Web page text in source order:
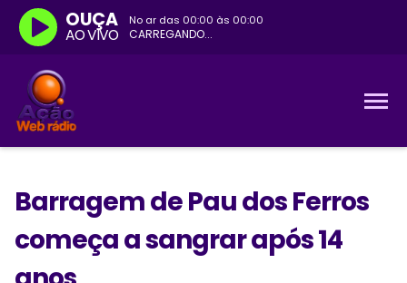
No ar das 00:00 às 00:00
CARREGANDO...
OUÇA
AO VIVO
Barragem de Pau dos Ferros
começa a sangrar após 14